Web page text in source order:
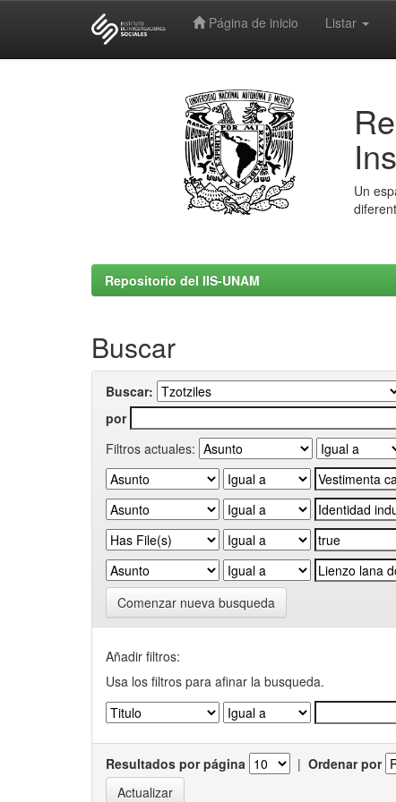
Página de inicio Listar
Un
Repositorio del IIS-UNAM
Buscar
Buscar:
por
Filtros actuales:
Comenzar nueva busqueda
Añadir filtros:
Usa los filtros para afinar la busqueda.
Resultados por página | Ordenar por